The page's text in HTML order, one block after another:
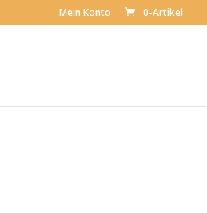
Mein Konto 0-Artikel